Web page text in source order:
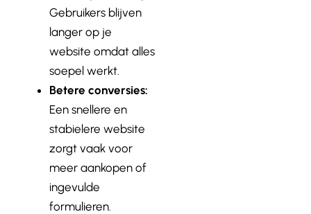
Gebruikers blijven
langer op je
website omdat alles
soepel werkt.
Betere conversies:
Een snellere en
stabielere website
zorgt vaak voor
meer aankopen of
ingevulde
formulieren.